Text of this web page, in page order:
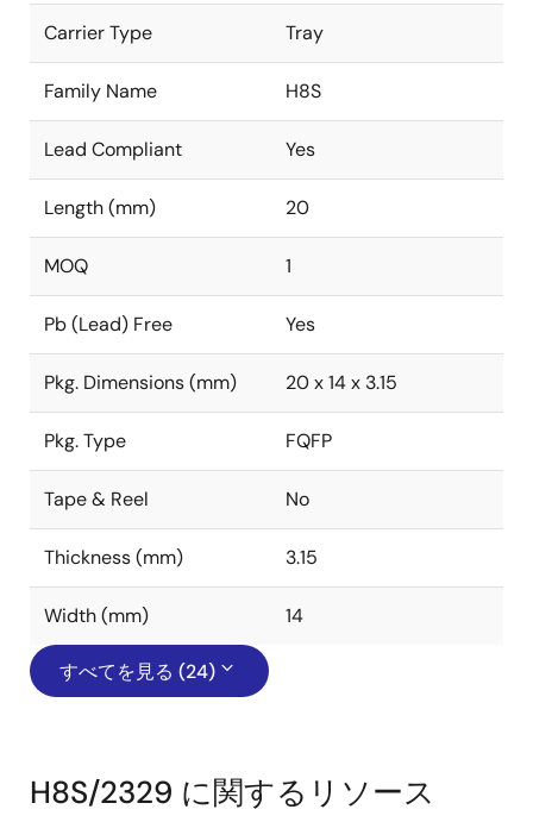
Carrier Type Tray
Family Name H8S
Lead Compliant Yes
Length (mm) 20
MOQ 1
Pb (Lead) Free Yes
Pkg. Dimensions (mm) 20 x 14 x 3.15
Pkg. Type FQFP
Tape & Reel No
Thickness (mm) 3.15
Width (mm) 14
すべてを見る (24)
H8S/2329 に関するリソース